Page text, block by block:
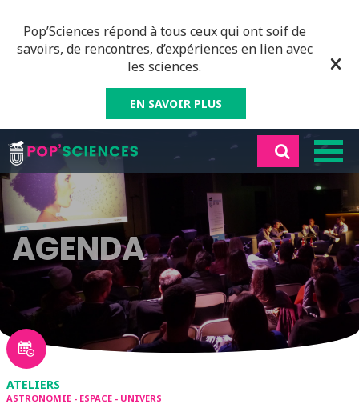
Pop’Sciences répond à tous ceux qui ont soif de
savoirs, de rencontres, d’expériences en lien avec
les sciences.
EN SAVOIR PLUS
AGENDA
ATELIERS
ASTRONOMIE - ESPACE - UNIVERS